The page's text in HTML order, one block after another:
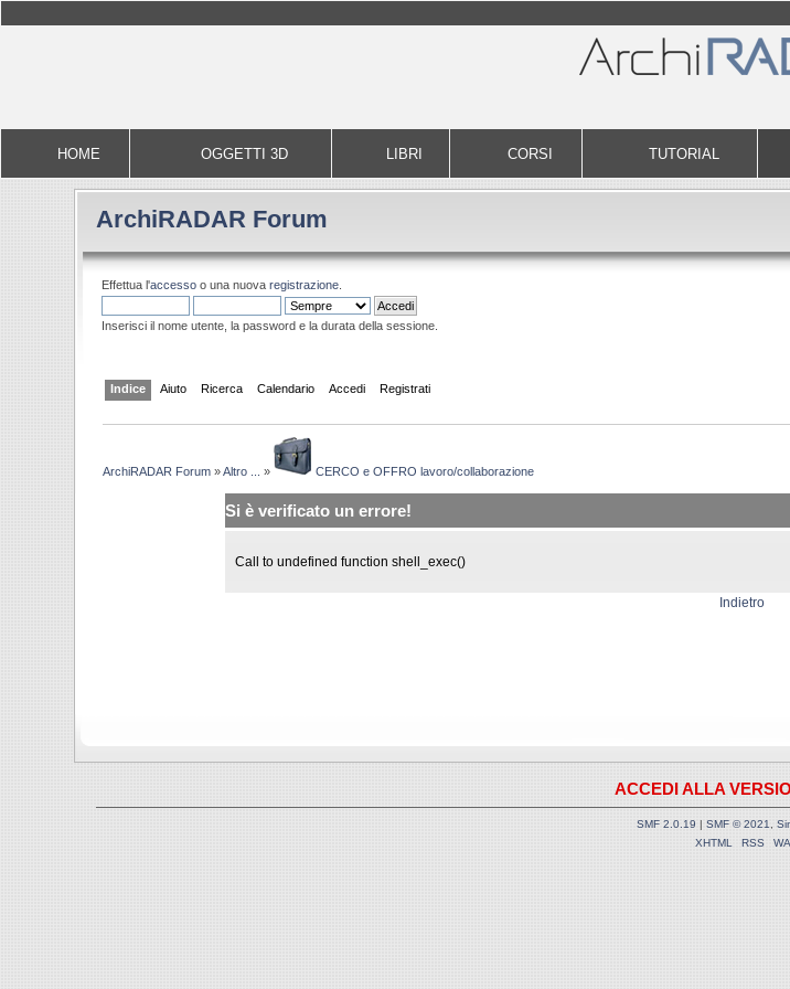
HOME OGGETTI 3D LIBRI CORSI TUTORIAL
ArchiRADAR Forum
Effettua l'accesso o una nuovaregistrazione.
Inserisci il nome utente, la password e la durata della sessione.
Indice Aiuto Ricerca Calendario Accedi Registrati
ArchiRADAR Forum »Altro ... » CERCO e OFFRO lavoro/collaborazione
Si è verificato un errore!
Call to undefined function shell_exec()
Indietro
ACCEDI ALLA
SMF 2.0.19 | SMF © 2021
XHTML
RSS